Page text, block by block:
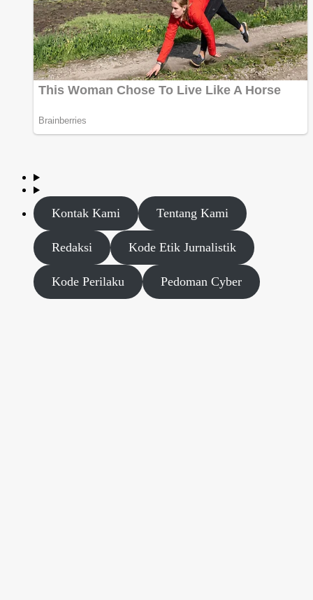
Kontak Kami Tentang Kami
Redaksi Kode Etik Jurnalistik
Kode Perilaku Pedoman Cyber